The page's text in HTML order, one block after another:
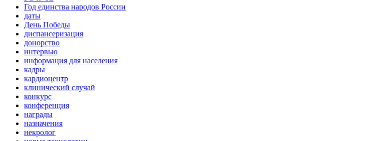
Год единства народов России
даты
День Победы
диспансеризация
донорство
интервью
информация для населения
кадры
кардиоцентр
клинический случай
конкурс
конференция
награды
назначения
некролог